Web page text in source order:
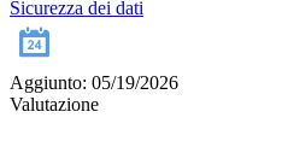
Sicurezza dei dati
Aggiunto: 05/19/2026
Valutazione